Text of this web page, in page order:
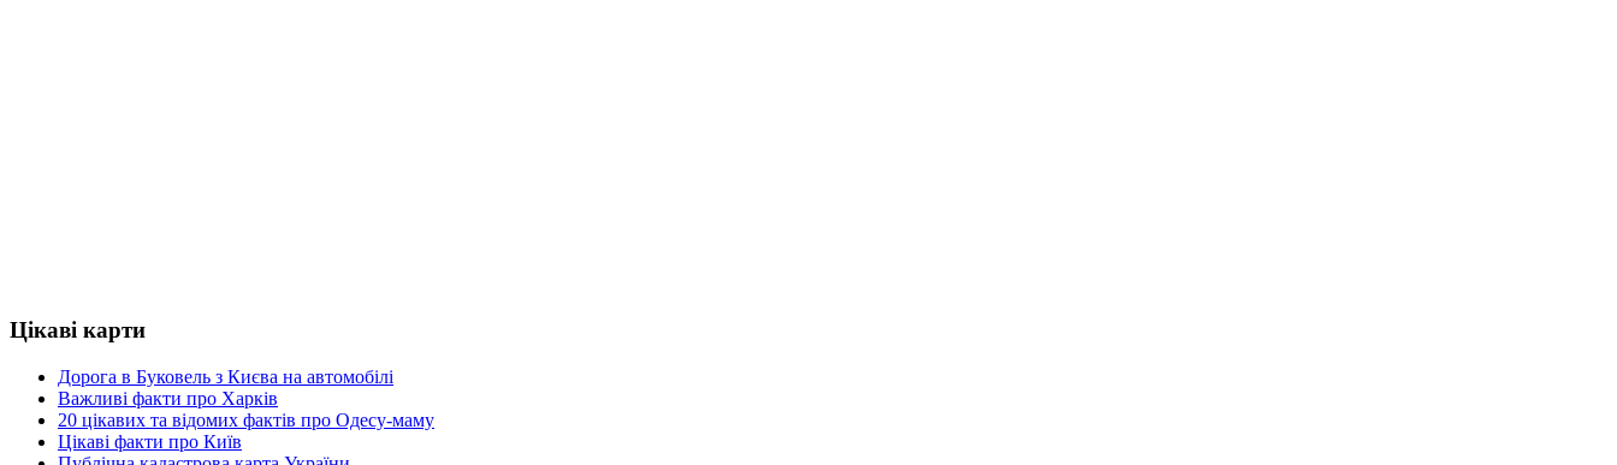
Цікаві карти
Дорога в Буковель з Києва на автомобілі
Важливі факти про Харків
20 цікавих та відомих фактів про Одесу-маму
Цікаві факти про Київ